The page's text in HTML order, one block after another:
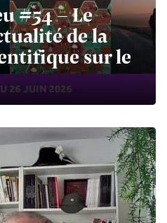
#54 - Le
de la
sur le